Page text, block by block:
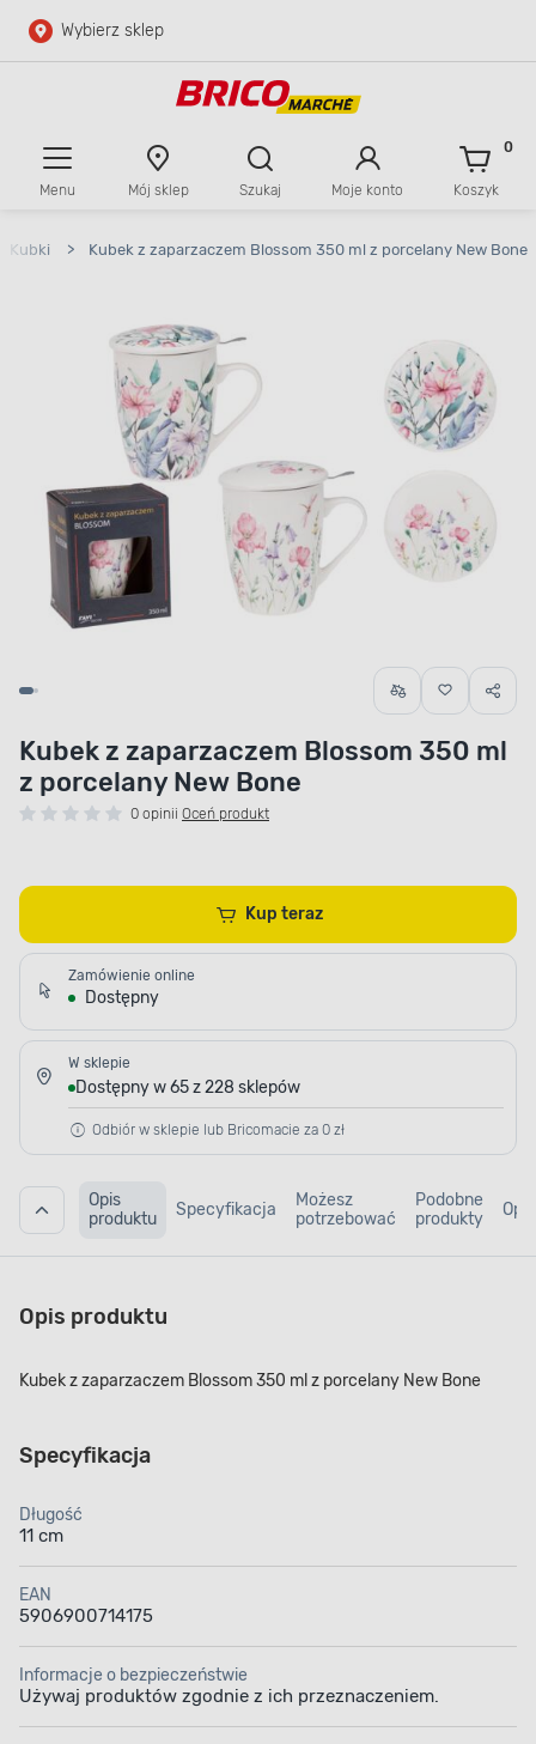
Przejdź do głównej zawartości
Wybierz sklep
Menu Mój sklep Szukaj Moje konto Koszyk
0
Kubki > Kubek z zaparzaczem Blossom 350 ml z porcelany New Bone
Kubek z zaparzaczem Blossom 350 ml
z porcelany New Bone
0 opinii Oceń produkt
Kup teraz
Zamówienie online
Dostępny
W sklepie
Dostępny w 65 z 228 sklepów
Odbiór w sklepie lub Bricomacie za 0 zł
Opis
produktu
Specyfikacja
Możesz
potrzebować
Podobne
produkty
Opis produktu
Kubek z zaparzaczem Blossom 350 ml z porcelany New Bone
Specyfikacja
Długość
11 cm
EAN
5906900714175
Informacje o bezpieczeństwie
Używaj produktów zgodnie z ich przeznaczeniem.